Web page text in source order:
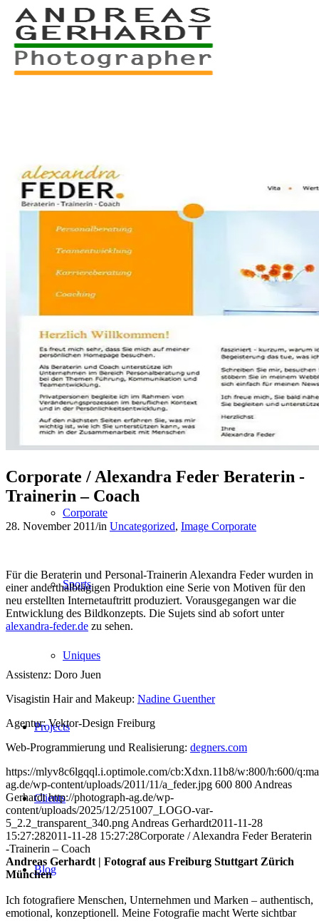
myStory
Portfolio
People
Corporate
Sports
Uniques
Projects
Clients
Blog
Corporate / Alexandra Feder Beraterin -
Trainerin – Coach
28. November 2011/in Uncategorized, Image Corporate
Für die Beraterin und Personal-Trainerin Alexandra Feder wurden in
einer anderthalbtägigen Produktion eine Serie von Motiven für den
neu erstellten Internetauftritt produziert. Vorausgegangen war die
Entwicklung des Bildkonzepts. Die Sujets sind ab sofort unter
alexandra-feder.de zu sehen.
Assistenz: Doro Juen
Visagistin Hair and Makeup: Nadine Guenther
Agentur: Vektor-Design Freiburg
Web-Programmierung und Realisierung: degners.com
https://mlyv8c6lgqql.i.optimole.com/cb:Xdxn.11b8/w:800/h:600/
ag.de/wp-content/uploads/2011/11/a_feder.jpg 600 800 Andreas
Gerhardt http://photograph-ag.de/wp-
content/uploads/2025/12/251007_LOGO-var-
5_2.2_transparent_340.png Andreas Gerhardt2011-11-28
15:27:282011-11-28 15:27:28Corporate / Alexandra Feder Beraterin
-Trainerin – Coach
Andreas Gerhardt | Fotograf aus Freiburg Stuttgart Zürich
München
Ich fotografiere Menschen, Unternehmen und Marken – authentisch,
emotional, konzeptionell. Meine Fotografie macht Werte sichtbar